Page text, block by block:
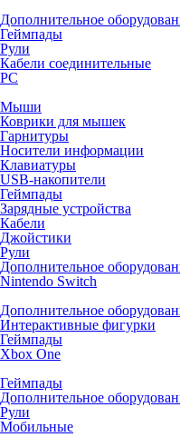
Дополнительное
Геймпады
Рули
Кабели соединительные
PC
Мыши
Коврики для мышек
Гарнитуры
Носители информации
Клавиатуры
USB-накопители
Геймпады
Зарядные устройства
Кабели
Джойстики
Рули
Дополнительное
Nintendo Switch
Дополнительное
Интерактивные фигурки
Геймпады
Xbox One
Геймпады
Дополнительное
Рули
Мобильные